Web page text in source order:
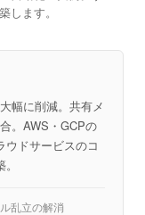
します。
幅に削減。共有メ
。AWS・GCPの
ウドサービスのコ
乱立の解消